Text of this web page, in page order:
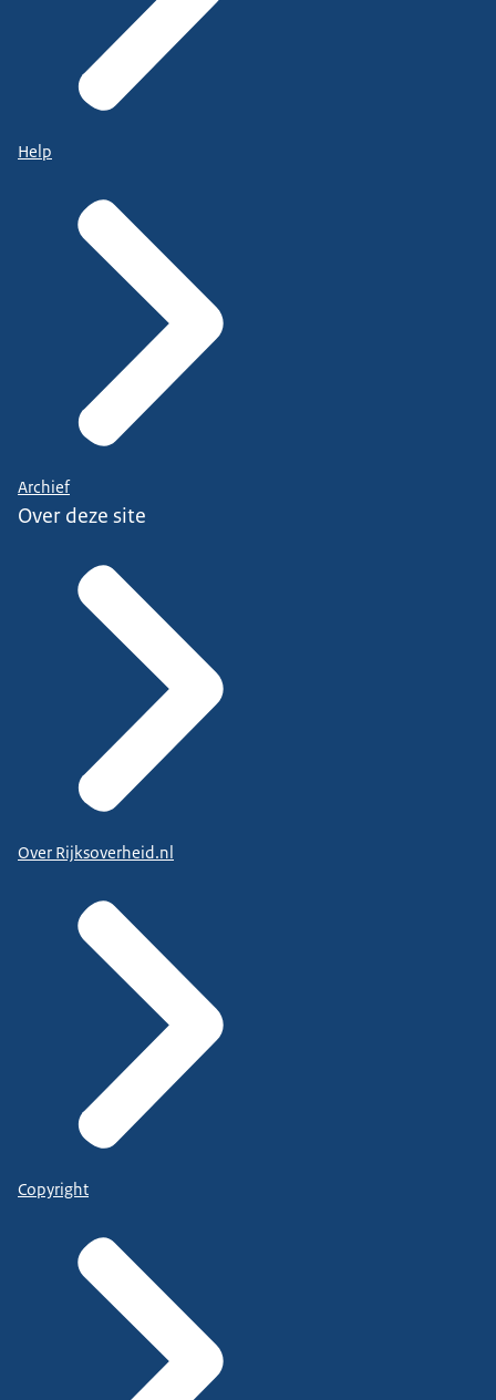
Help
Archief
Over deze site
Over Rijksoverheid.nl
Copyright